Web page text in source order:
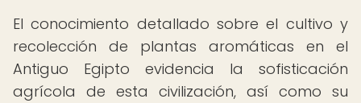
El conocimiento detallado sobre el cultivo y
recolección de plantas aromáticas en el
Antiguo Egipto evidencia la sofisticación
agrícola de esta civilización, así como su